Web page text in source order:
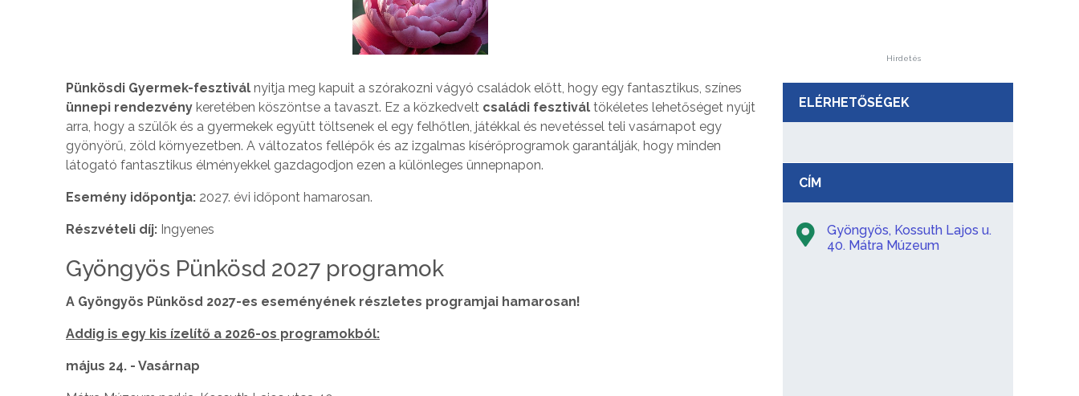
Pünkösdi Gyermek-fesztivál nyitja meg kapuit a szórakozni vágyó családok előtt, hogy egy fantasztikus, színes
ünnepi rendezvény keretében köszöntse a tavaszt. Ez a közkedvelt családi fesztivál tökéletes lehetőséget nyújt
arra, hogy a szülők és a gyermekek együtt töltsenek el egy felhőtlen, játékkal és nevetéssel teli vasárnapot egy
gyönyörű, zöld környezetben. A változatos fellépők és az izgalmas kísérőprogramok garantálják, hogy minden
látogató fantasztikus élményekkel gazdagodjon ezen a különleges ünnepnapon.
Esemény időpontja: 2027. évi időpont hamarosan.
Részvételi díj: Ingyenes
Gyöngyös Pünkösd 2027 programok
A Gyöngyös Pünkösd 2027-es eseményének részletes programjai hamarosan!
Addig is egy kis ízelítő a 2026-os programokból:
május 24. - Vasárnap
Hirdetés
ELÉRHETŐSÉGEK
CÍM
Gyöngyös, Kossuth Lajos u.
40. Mátra Múzeum